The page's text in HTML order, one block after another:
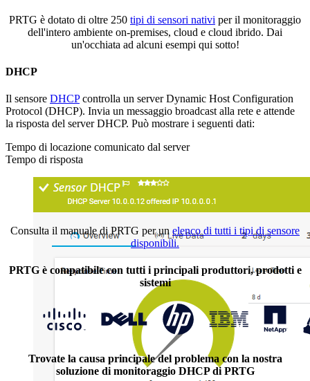
PRTG è dotato di oltre 250 tipi di sensori nativi per il monitoraggio
dell'intero ambiente on-premises, cloud e cloud ibrido. Dai
un'occhiata ad alcuni esempi qui sotto!
DHCP
Il sensore DHCPcontrolla un server Dynamic Host Configuration
Protocol (DHCP). Invia un messaggio broadcast alla rete e attende
la risposta del server DHCP. Può mostrare i seguenti dati:
Tempo di locazione comunicato dal server
Tempo di risposta
Consulta il manuale di PRTG per un elenco di tutti i tipi di sensore
disponibili.
PRTG è compatibile con tutti i principali produttori, prodotti e
sistemi
Trovate la causa principale del problema con la nostra
soluzione di monitoraggio DHCP di PRTG